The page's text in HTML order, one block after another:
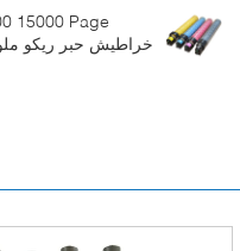
15000 Page
خراطيش حبر ريكو